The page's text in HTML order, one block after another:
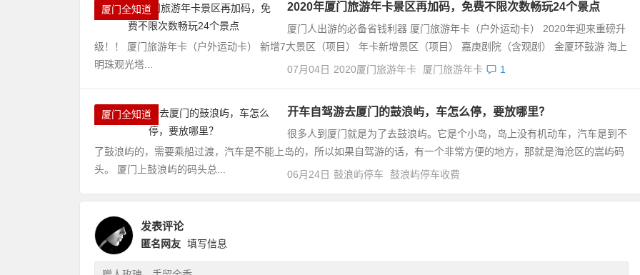
厦门全知道 2020年厦门旅游年卡景区再加码，免费不限次数畅玩24个景点
厦门人出游的必备省钱利器 厦门旅游年卡（户外运动卡） 2020年迎来重磅升
级！！ 厦门旅游年卡（户外运动卡） 新增7大景区（项目） 年卡新增景区（项目） 嘉庚剧院（含观剧） 金厦环鼓游 海上
明珠观光塔...
07月04日 2020厦门旅游年卡 厦门旅游年卡 1
厦门全知道 开车自驾游去厦门的鼓浪屿，车怎么停，要放哪里？
很多人到厦门就是为了去鼓浪屿。它是个小岛，岛上没有机动车，汽车是到不
了鼓浪屿的，需要乘船过渡，汽车是不能上岛的，所以如果自驾游的话，有一个非常方便的地方，那就是海沧区的嵩屿码
头。 厦门上鼓浪屿的码头总...
06月24日 鼓浪屿停车 鼓浪屿停车收费
发表评论
匿名网友 填写信息